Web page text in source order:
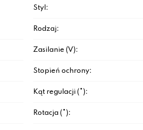
Styl:
Rodzaj:
Zasilanie (V):
Stopień ochrony:
Kąt regulacji (°):
Rotacja (°):